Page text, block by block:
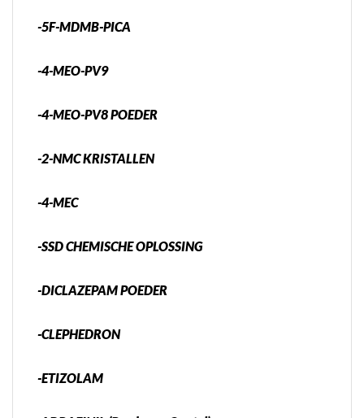
-5F-MDMB-PICA
-4-MEO-PV9
-4-MEO-PV8 POEDER
-2-NMC KRISTALLEN
-4-MEC
-SSD CHEMISCHE OPLOSSING
-DICLAZEPAM POEDER
-CLEPHEDRON
-ETIZOLAM